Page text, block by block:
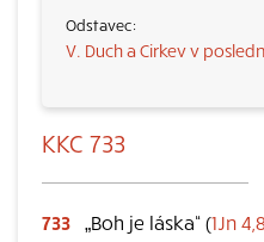
V. Duch a Cirkev v
KKC 733
733 „Boh je láska“ (1Jn